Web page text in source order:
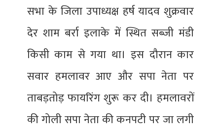
सभा के जिला उपाध्यक्ष हर्ष यादव शुक्रवार
देर शाम बर्रा इलाके में स्थित सब्जी मंडी
किसी काम से गया था। इस दौरान कार
सवार हमलावर आए और सपा नेता पर
ताबड़तोड़ फायरिंग शुरू कर दी। हमलावरों
की गोली सपा नेता की कनपटी पर जा लगी